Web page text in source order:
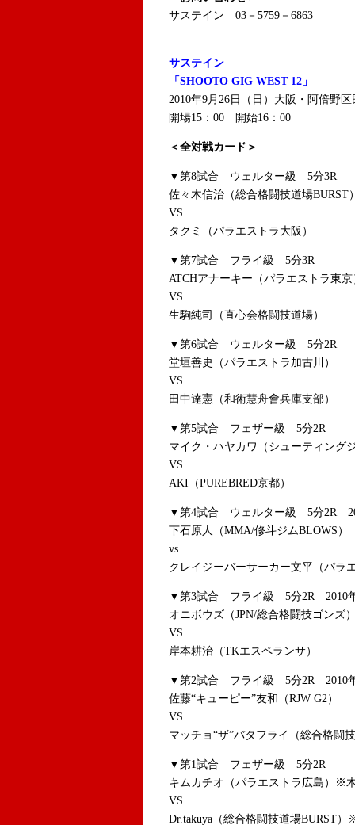
サステイン 03－5759－6863
サステイン
「SHOOTO GIG WEST 12」
2010年9月26日（日）大阪・阿倍野
開場15：00 開始16：00
＜全対戦カード＞
▼第8試合 ウェルター級 5分3R
佐々木信治（総合格闘技道場BURST
VS
タクミ（パラエストラ大阪）
▼第7試合 フライ級 5分3R
ATCHアナーキー（パラエストラ東京
VS
生駒純司（直心会格闘技道場）
▼第6試合 ウェルター級 5分2R
堂垣善史（パラエストラ加古川）
VS
田中達憲（和術慧舟會兵庫支部）
▼第5試合 フェザー級 5分2R
マイク・ハヤカワ（シューティング
VS
AKI（PUREBRED京都）
▼第4試合 ウェルター級 5分2R
下石原人（MMA/修斗ジムBLOWS）
vs
クレイジーバーサーカー文平（パラ
▼第3試合 フライ級 5分2R 2010年
オニボウズ（JPN/総合格闘技ゴンズ
VS
岸本耕治（TKエスペランサ）
▼第2試合 フライ級 5分2R 2010年
佐藤“キューピー”友和（RJW G2）
VS
マッチョ“ザ”バタフライ（総合格闘
▼第1試合 フェザー級 5分2R
キムカチオ（パラエストラ広島）※
VS
Dr.takuya（総合格闘技道場BURST